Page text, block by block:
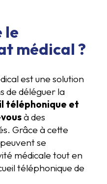
le
médical ?
est une solution
de déléguer la
téléphonique et
à des
Grâce à cette
se
médicale tout en
téléphonique de